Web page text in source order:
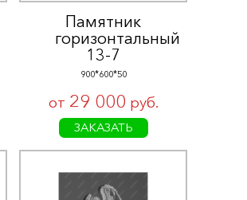
Памятник
горизонтальный
13-7
900*600*50
от 29 000 руб.
ЗАКАЗАТЬ